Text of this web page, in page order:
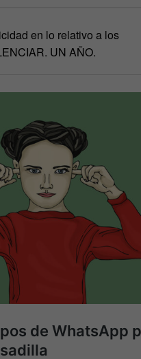
en lo relativo a los
UN AÑO.